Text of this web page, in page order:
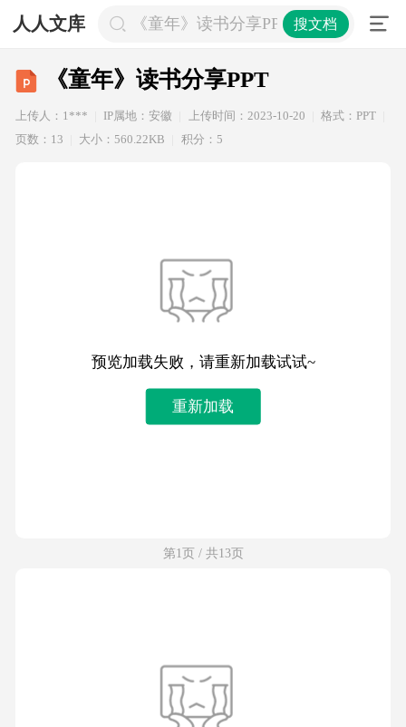
人人文库 《童年》读书分享PPT 搜文档
《童年》读书分享PPT
上传人：1*** IP属地：安徽 上传时间：2023-10-20
格式：PPT
页数：13
大小：560.22KB 积分：5
预览加载失败，请重新加载试试~
重新加载
第1页 / 共13页